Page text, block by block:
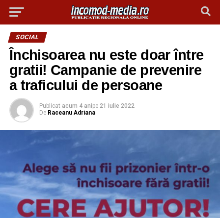
SOCIAL
Închisoarea nu este doar între
gratii! Campanie de prevenire
a traficului de persoane
Publicat acum 4 anipe 21 iulie 2022
De Raceanu Adriana